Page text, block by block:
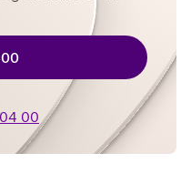
00